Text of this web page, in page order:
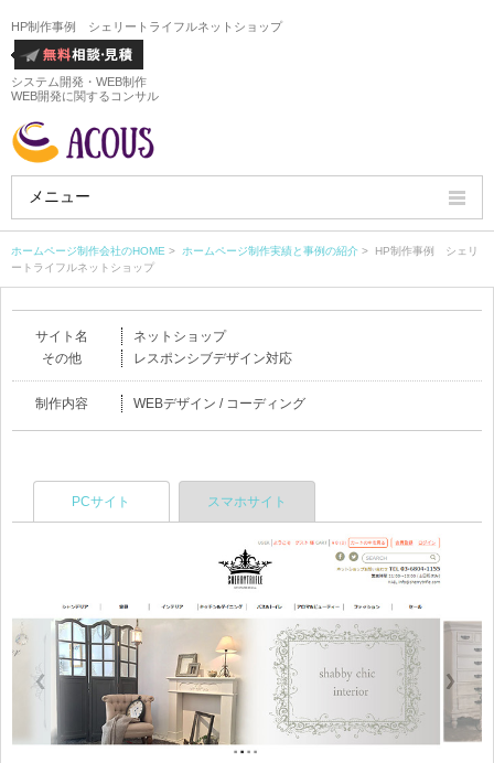
HP制作事例 シェリートライフルネットショップ
システム開発・WEB制作
WEB開発に関するコンサル
メニュー
HOME
ホームページ制作実績
ホームページ制作会社のHOME > ホームページ制作実績と事例の紹介 > HP制作事例 シェリ
ートライフルネットショップ
サイト名
ネットショップ
その他
レスポンシブデザイン対応
制作内容 WEBデザイン / コーディング
PCサイト スマホサイト